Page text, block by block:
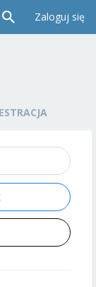
Zaloguj się